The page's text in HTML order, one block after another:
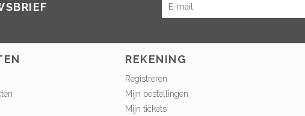
REKENING
Registreren
Mijn bestellingen
Mijn tickets